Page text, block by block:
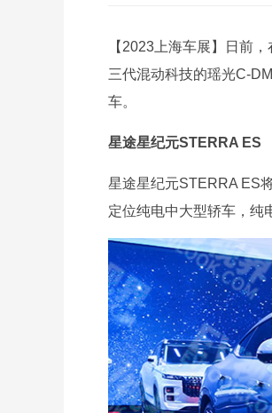
【2023上海车展】日前
三代混动科技的瑶光C-
车。
星途星纪元STERRA ES
星途星纪元STERRA ES
定位纯电中大型轿车，纯